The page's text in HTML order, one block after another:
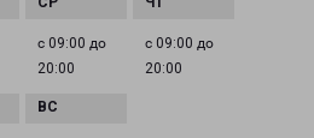
с 09:00 до
20:00
с 09:00 до
20:00